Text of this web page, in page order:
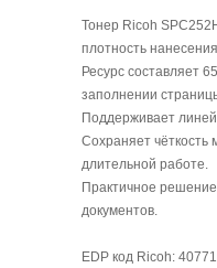
Тонер Ricoh
плотность
Ресурс составляет
заполнении
Поддерживает
Сохраняет чёткость
длительной работе.
Практичное
документов.
EDP код Ricoh: